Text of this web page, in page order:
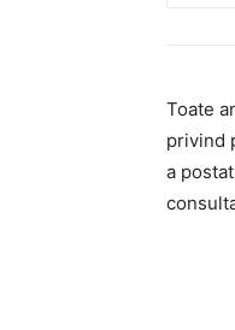
Toate
privind
a